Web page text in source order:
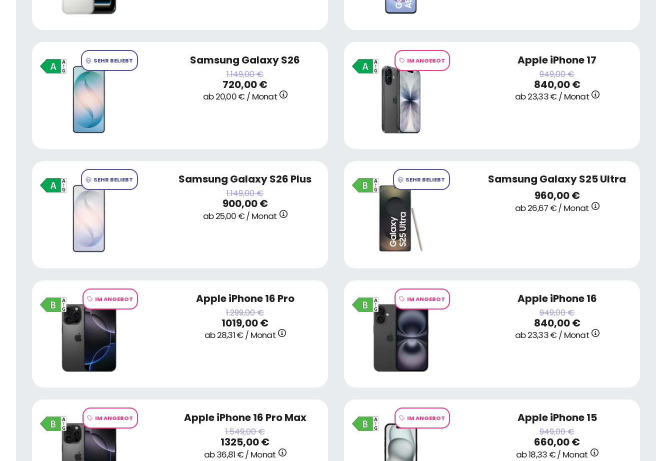
SEHR BELIEBT Samsung Galaxy S26
1.149,00 €
720,00 €
ab 20,00 € / Monat
IM ANGEBOT Apple iPhone 17
949,00 €
840,00 €
ab 23,33 € / Monat
SEHR BELIEBT Samsung Galaxy S26 Plus
1.149,00 €
900,00 €
ab 25,00 € / Monat
SEHR BELIEBT
Samsung Galaxy S25 Ultra
960,00 €
ab 26,67 € / Monat
IM ANGEBOT Apple iPhone 16 Pro
1.299,00 €
1019,00 €
ab 28,31 € / Monat
IM ANGEBOT Apple iPhone 16
949,00 €
840,00 €
ab 23,33 € / Monat
IM ANGEBOT Apple iPhone 16 Pro Max
1.549,00 €
1325,00 €
ab 36,81 € / Monat
IM ANGEBOT Apple iPhone 15
949,00 €
660,00 €
ab 18,33 € / Monat